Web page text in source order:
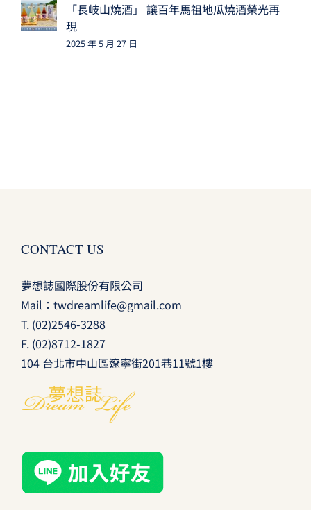
「長岐山燒酒」 讓百年馬祖地瓜燒酒榮光再
現
2025 年 5 月 27 日
CONTACT US
夢想誌國際股份有限公司
Mail： twdreamlife@gmail.com
T. (02)2546-3288
F. (02)8712-1827
104 台北市中山區遼寧街201巷11號1樓